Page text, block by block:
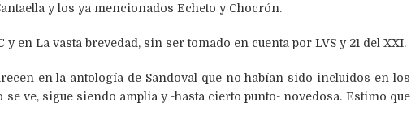
y los ya mencionados Echeto y Chocrón.
en La vasta brevedad, sin ser tomado en cuenta por LVS y 21 del XXI.
en la antología de Sandoval que no habían sido incluidos en los
ve, sigue siendo amplia y -hasta cierto punto- novedosa. Estimo que